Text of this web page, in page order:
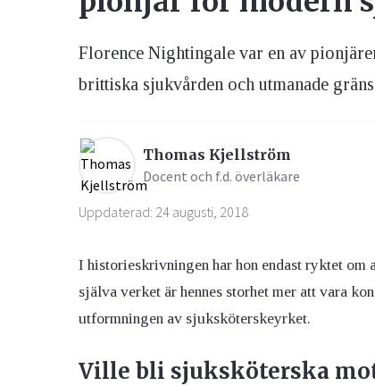
Ögon & Öron
Övervikt
Florence Nightingale var en av
brittiska sjukvården och utmanade
Thomas Kjellström
Docent och f.d. överläkare
Uppdaterad: 24 augusti, 2018
I historieskrivningen har hon endast ryktet
själva verket är hennes storhet mer att vara
utformningen av sjuksköterskeyrket.
Ville bli sjuksköterska